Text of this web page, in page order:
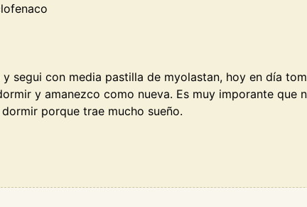
segui con media pastilla de myolastan, hoy en día
y amanezco como nueva. Es muy imporante que
porque trae mucho sueño.